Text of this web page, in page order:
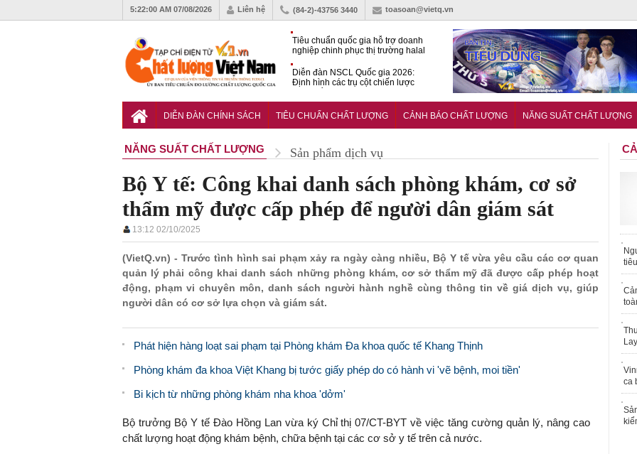
5:22:02 AM 07/08/2026 Liên hệ (84-2)-43756 3440 toasoan@vietq.vn
Tiêu chuẩn quốc gia hỗ trợ doanh
nghiệp chinh phục thị trường halal
Diễn đàn NSCL Quốc gia 2026:
Định hình các trụ cột chiến lược
Chất lượng Quốc gia năm 2026
DIỄN ĐÀN CHÍNH SÁCH TIÊU CHUẨN CHẤT LƯỢNG CẢNH BÁO CHẤT LƯỢNG NĂNG SUẤT CHẤT LƯỢNG
NĂNG SUẤT CHẤT LƯỢNG Sản phẩm dịch vụ
Bộ Y tế: Công khai danh sách phòng khám, cơ sở
thẩm mỹ được cấp phép để người dân giám sát
13:12 02/10/2025
(VietQ.vn) - Trước tình hình sai phạm xảy ra ngày càng nhiều, Bộ Y tế vừa yêu cầu các cơ quan
quản lý phải công khai danh sách những phòng khám, cơ sở thẩm mỹ đã được cấp phép hoạt
động, phạm vi chuyên môn, danh sách người hành nghề cùng thông tin về giá dịch vụ, giúp
người dân có cơ sở lựa chọn và giám sát.
Phát hiện hàng loạt sai phạm tại Phòng khám Đa khoa quốc tế Khang Thịnh
Phòng khám đa khoa Việt Khang bị tước giấy phép do có hành vi 'vẽ bệnh, moi tiền'
Bi kịch từ những phòng khám nha khoa 'dởm'
Bộ trưởng Bộ Y tế Đào Hồng Lan vừa ký Chỉ thị 07/CT-BYT về việc tăng cường quản lý, nâng cao
chất lượng hoạt động khám bệnh, chữa bệnh tại các cơ sở y tế trên cả nước.
ca